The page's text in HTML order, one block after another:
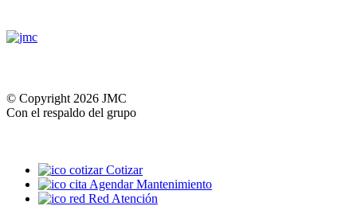
© Copyright 2026 JMC
Con el respaldo del grupo
Cotizar
Agendar Mantenimiento
Red Atención